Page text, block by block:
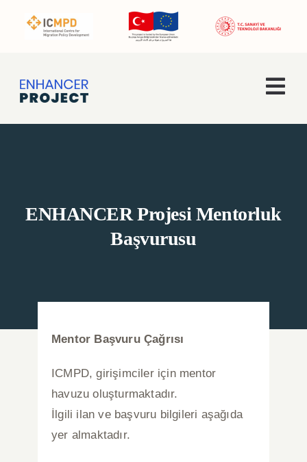
Faaliyetler
Haberler
Basında Biz
ENHANCER Projesi Mentorluk
Başvurusu
Mentor Başvuru Çağrısı
ICMPD, girişimciler için mentor
havuzu oluşturmaktadır.
İlgili ilan ve başvuru bilgileri aşağıda
yer almaktadır.